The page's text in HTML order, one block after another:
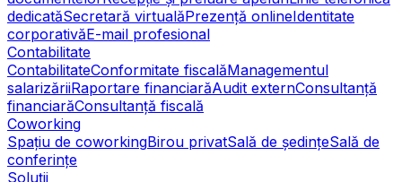
dedicatăSecretară virtualăPrezență onlineIdentitate
corporativăE-mail profesional
Contabilitate
ContabilitateConformitate fiscalăManagementul
salarizăriiRaportare financiarăAudit externConsultanță
financiarăConsultanță fiscală
Coworking
Spațiu de coworkingBirou privatSală de ședințeSală de
conferințe
Soluții